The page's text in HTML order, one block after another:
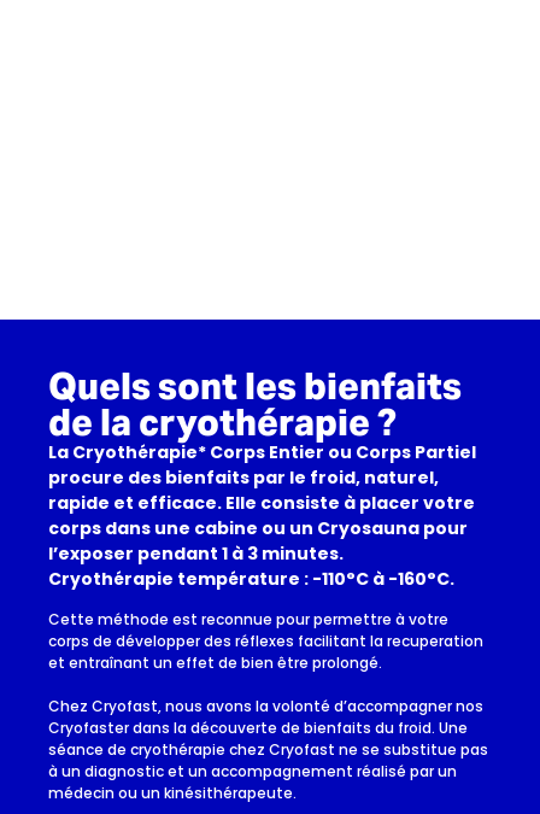
Quels sont les bienfaits
de la cryothérapie ?
La Cryothérapie* Corps Entier ou Corps Partiel
procure des bienfaits par le froid, naturel,
rapide et efficace. Elle consiste à placer votre
corps dans une cabine ou un Cryosauna pour
l’exposer pendant 1 à 3 minutes.
Cryothérapie température : -110°C à -160°C.
Cette méthode est reconnue pour permettre à votre
corps de développer des réflexes facilitant la recuperation
et entraînant un effet de bien être prolongé.
Chez Cryofast, nous avons la volonté d’accompagner nos
Cryofaster dans la découverte de bienfaits du froid. Une
séance de cryothérapie chez Cryofast ne se substitue pas
à un diagnostic et un accompagnement réalisé par un
médecin ou un kinésithérapeute.